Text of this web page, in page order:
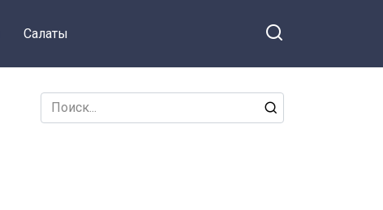
Салаты
Search
for: